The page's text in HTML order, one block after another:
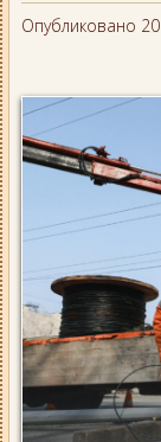
Опубликовано